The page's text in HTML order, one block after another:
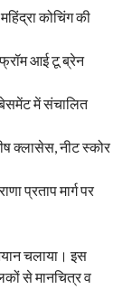
कोचिंग की
आई टू ब्रेन
में संचालित
क्लासेस, नीट स्कोर
प्रताप मार्ग पर
चलाया। इस
से मानचित्र व